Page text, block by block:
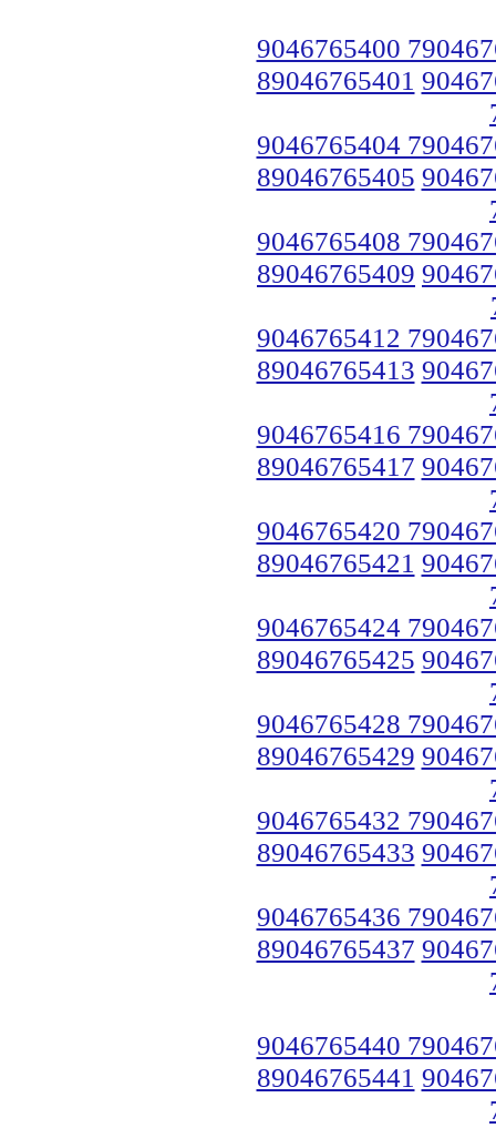
9046765400
89046765401
9046765404
89046765405
9046765408
89046765409
9046765412
89046765413
9046765416
89046765417
9046765420
89046765421
9046765424
89046765425
9046765428
89046765429
9046765432
89046765433
9046765436
89046765437
9046765440
89046765441